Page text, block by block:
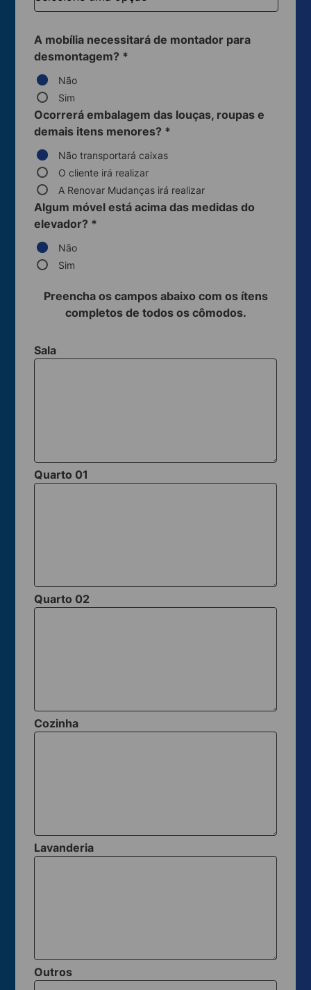
A mobília necessitará de montador para
desmontagem? *
Não
Sim
Ocorrerá embalagem das louças, roupas e
demais itens menores? *
Não transportará caixas
O cliente irá realizar
A Renovar Mudanças irá realizar
Algum móvel está acima das medidas do
elevador? *
Não
Sim
Preencha os campos abaixo com os ítens
completos de todos os cômodos.
Sala
Quarto 01
Quarto 02
Cozinha
Lavanderia
Outros